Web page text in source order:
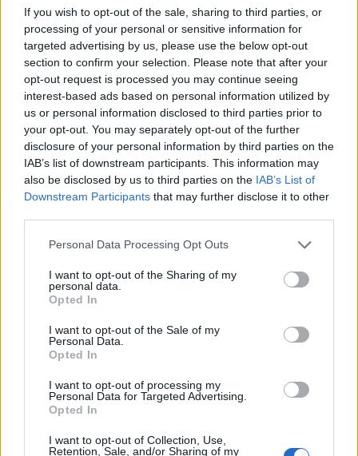
If you wish to opt-out of the sale, sharing to third parties, or
processing of your personal or sensitive information for
targeted advertising by us, please use the below opt-out
section to confirm your selection. Please note that after your
opt-out request is processed you may continue seeing
interest-based ads based on personal information utilized by
us or personal information disclosed to third parties prior to
your opt-out. You may separately opt-out of the further
disclosure of your personal information by third parties on the
IAB’s list of downstream participants. This information may
also be disclosed by us to third parties on the IAB’s List of
Downstream Participants that may further disclose it to other
Please note that this website/app uses one or more Google
not limited to your visit or usage behaviour. You may click to
grant or deny consent to Google and its third-party tags to
use your data for below specified purposes in below Google
consent section.
Personal Data Processing Opt Outs
I want to opt-out of the Sharing of my
personal data.
Opted In
I want to opt-out of the Sale of my
Personal Data.
Opted In
I want to opt-out of processing my
Personal Data for Targeted Advertising.
Opted In
I want to opt-out of Collection, Use,
Retention, Sale, and/or Sharing of my
értékőrző tevékenységéért köszönetet mondott a Móricz
Zsigmond Társaságnak, valamint a Petőfi Irodalmi
Múzeumnak is.
Az ünnepélyes megemlékezésen dr. Szilágyi Zsófia
irodalomtörténész, a Móricz Zsigmond Társaság elnöke